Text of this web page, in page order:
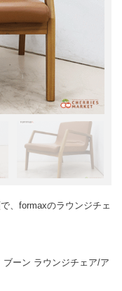
、formaxのラウンジチェ
ブーン ラウンジチェア/ア